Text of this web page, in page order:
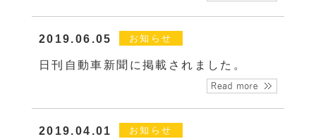
2019.06.05 お知らせ
日刊自動車新聞に掲載されました。
2019.04.01 お知らせ